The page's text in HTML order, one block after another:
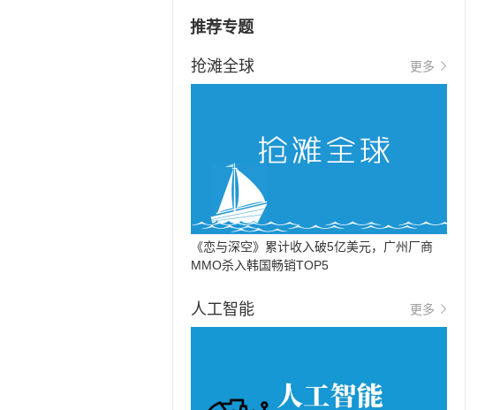
推荐专题
抢滩全球 更多
《恋与深空》累计收入破5亿美元，广州厂商
MMO杀入韩国畅销TOP5
人工智能 更多